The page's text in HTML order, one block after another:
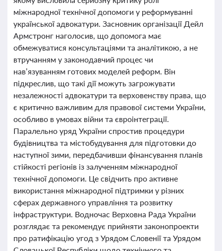
міжнародної технічної допомоги у реформуванні
української адвокатури. Засновник організації Дейл
Армстронг наголосив, що допомога має
обмежуватися консультаціями та аналітикою, а не
втручанням у законодавчий процес чи
нав’язуванням готових моделей реформ. Він
підкреслив, що такі дії можуть загрожувати
незалежності адвокатури та верховенству права, що
є критично важливим для правової системи України,
особливо в умовах війни та євроінтеграції.
Паралельно уряд України спростив процедури
будівництва та містобудування для підготовки до
наступної зими, передбачивши фінансування планів
стійкості регіонів із залученням міжнародної
технічної допомоги. Це свідчить про активне
використання міжнародної підтримки у різних
сферах державного управління та розвитку
інфраструктури. Водночас Верховна Рада України
розглядає та рекомендує прийняти законопроекти
про ратифікацію угод з Урядом Словенії та Урядом